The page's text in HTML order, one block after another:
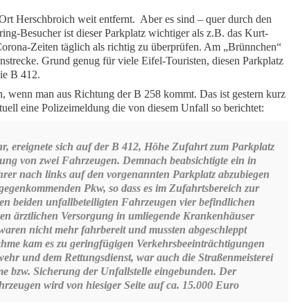
Herschbroich weit entfernt. Aber es sind – quer durch den
Besucher ist dieser Parkplatz wichtiger als z.B. das Kurt-
Zeiten täglich als richtig zu überprüfen. Am „Brünnchen“
Grund genug für viele Eifel-Touristen, diesen Parkplatz
B 412.
wenn man aus Richtung der B 258 kommt. Das ist gestern kurz
eine Polizeimeldung die von diesem Unfall so berichtet:
ereignete sich auf der B 412, Höhe Zufahrt zum Parkplatz
von zwei Fahrzeugen. Demnach beabsichtigte ein in
nach links auf den vorgenannten Parkplatz abzubiegen
Pkw, so dass es im Zufahrtsbereich zur
beiden unfallbeteiligten Fahrzeugen vier befindlichen
ärztlichen Versorgung in umliegende Krankenhäuser
nicht mehr fahrbereit und mussten abgeschleppt
kam es zu geringfügigen Verkehrsbeeinträchtigungen
und dem Rettungsdienst, war auch die Straßenmeisterei
bzw. Sicherung der Unfallstelle eingebunden. Der
wird von hiesiger Seite auf ca. 15.000 Euro